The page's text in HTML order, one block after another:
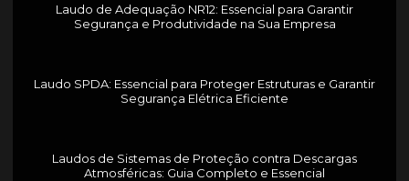
Laudo de Adequação NR12: Essencial para Garantir
Segurança e Produtividade na Sua Empresa
Laudo SPDA: Essencial para Proteger Estruturas e Garantir
Segurança Elétrica Eficiente
Laudos de Sistemas de Proteção contra Descargas
Atmosféricas: Guia Completo e Essencial